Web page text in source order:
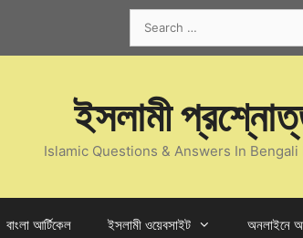
for:
ইসলামী
Islamic Questions & Answers In Bengali
বাংলা আর্টিকেল ইসলামী ওয়েবসাইট অনলাইনে